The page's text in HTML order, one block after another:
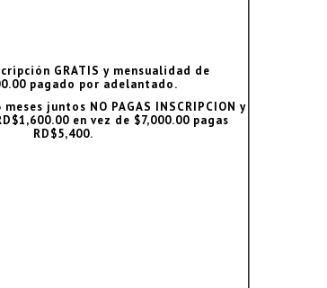
GRATIS y mensualidad de
pagado por adelantado.
juntos NO PAGAS INSCRIPCION y
en vez de $7,000.00 pagas
RD$5,400.